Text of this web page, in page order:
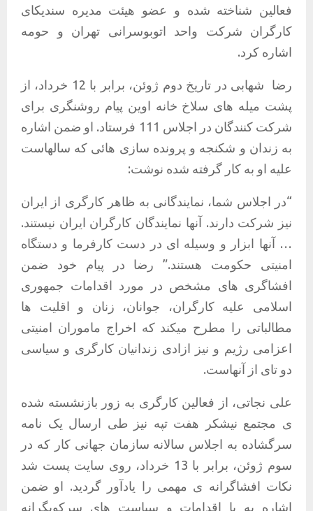
فعالین شناخته شده و عضو هیئت مدیره سندیکای
کارگران شرکت واحد اتوبوسرانی تهران و حومه
اشاره کرد.
رضا
شهابی در تاریخ دوم ژوئن، برابر با 12 خرداد، از
پشت میله های سلاخ خانه اوین پیام روشنگری برای
شرکت کنندگان در اجلاس 111 فرستاد. او ضمن اشاره
به زندان و شکنجه و پرونده سازی هائی که سالهاست
علیه او به کار گرفته شده نوشت:
“در اجلاس شما، نمایندگانی به ظاهر کارگری از ایران
نیز شرکت دارند. آنها نمایندگان کارگران ایران نیستند.
… آنها ابزار و وسیله ای در دست کارفرما و دستگاه
امنیتی حکومت هستند.” رضا در پیام خود ضمن
افشاگری های مشخص در مورد اقدامات جمهوری
اسلامی علیه کارگران، جوانان، زنان و اقلیت ها
مطالباتی را مطرح میکند که اخراج ماموران امنیتی
اعزامی رژیم و نیز ازادی زندانیان کارگری و سیاسی
دو تای از آنهاست.
علی نجاتی، از فعالین کارگری به زور بازنشسته شده
ی مجتمع نیشکر هفت تپه نیز طی ارسال یک نامه
سرگشاده به اجلاس سالانه سازمان جهانی کار که در
سوم ژوئن، برابر با 13 خرداد، روی سایت پست شد
نکات افشاگرانه ی مهمی را یادآور گردید. او ضمن
اشاره به با اقدامات و سیاست های سرکوبگرانه